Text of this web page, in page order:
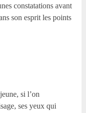
constatations avant
son esprit les points
si l’on
ses yeux qui